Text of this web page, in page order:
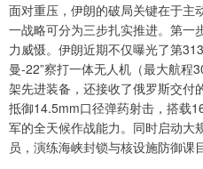
面对重压，伊朗的破局关键在于主
一战略可分为三步扎实推进。第一
力威慑。伊朗近期不仅曝光了第
曼-22”察打一体无人机（最大航程
架先进装备，还接收了俄罗斯交付
抵御14.5mm口径弹药射击，搭载
军的全天候作战能力。同时启动大
员，演练海峡封锁与核设施防御课